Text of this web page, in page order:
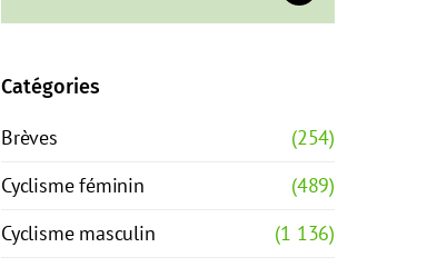
Catégories
Brèves
(254)
Cyclisme féminin
(489)
Cyclisme masculin
(1 136)